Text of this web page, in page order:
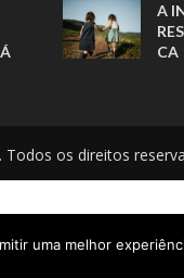
A
CA
os direitos
uma melhor